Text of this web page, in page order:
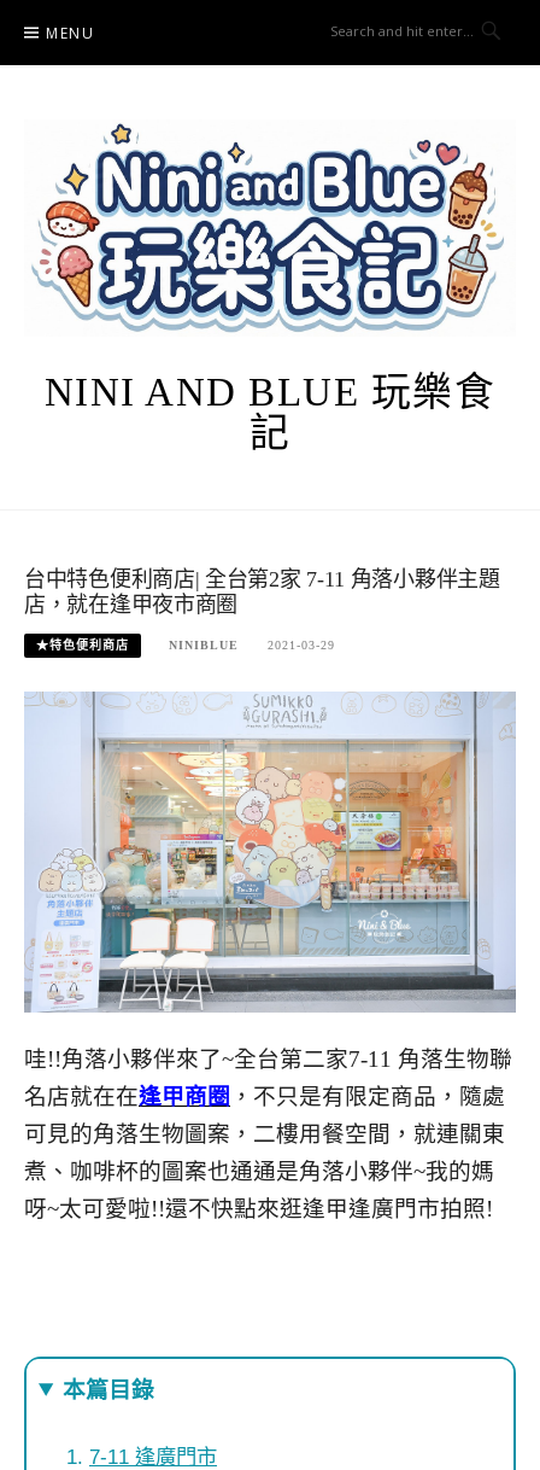
content
MENU
NINI AND BLUE 玩樂食
記
台中特色便利商店| 全台第2家 7-11 角落小夥伴主題
店，就在逢甲夜市商圈
★特色便利商店 NINIBLUE 2021-03-29
哇!!角落小夥伴來了~全台第二家7-11 角落生物聯
名店就在在逢甲商圈 ，不只是有限定商品，隨處
可見的角落生物圖案，二樓用餐空間，就連關東
煮、咖啡杯的圖案也通通是角落小夥伴~我的媽
呀~太可愛啦!!還不快點來逛逢甲逢廣門市拍照!
本篇目錄
7-11 逢廣門市